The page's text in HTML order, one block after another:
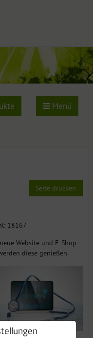
Menü
Seite drucken
18167
Website und E-Shop
diese genießen.